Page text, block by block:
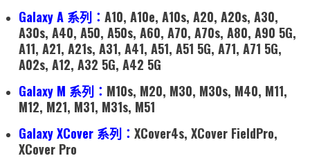
Galaxy A 系列： A10, A10e, A10s, A20, A20s, A30,
A30s, A40, A50, A50s, A60, A70, A70s, A80, A90 5G,
A11, A21, A21s, A31, A41, A51, A51 5G, A71, A71 5G,
A02s, A12, A32 5G, A42 5G
Galaxy M 系列： M10s, M20, M30, M30s, M40, M11,
M12, M21, M31, M31s, M51
Galaxy XCover 系列： XCover4s, XCover FieldPro,
XCover Pro